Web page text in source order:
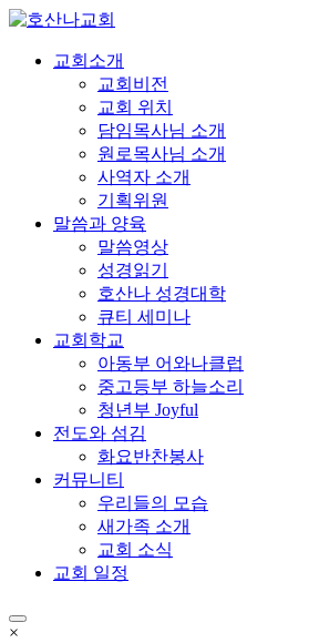
교회소개
교회비전
교회 위치
담임목사님 소개
원로목사님 소개
사역자 소개
기획위원
말씀과 양육
말씀영상
성경읽기
호산나 성경대학
큐티 세미나
교회학교
아동부 어와나클럽
중고등부 하늘소리
청년부 Joyful
전도와 섬김
화요반찬봉사
커뮤니티
우리들의 모습
새가족 소개
교회 소식
교회 일정
×